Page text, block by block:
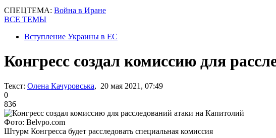
СПЕЦТЕМА: Война в Иране
ВСЕ ТЕМЫ
Вступление Украины в ЕС
Конгресс создал комиссию для
Текст: Олена Качуровська, 20 мая 2021, 07:49
0
836
Фото: Belvpo.com
Штурм Конгресса будет расследовать специальная комиссия